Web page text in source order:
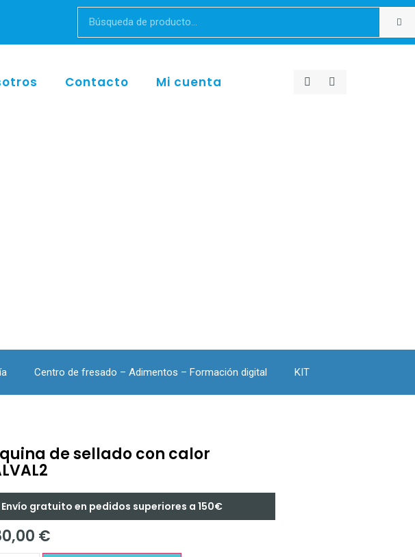
Contacto Mi cuenta
Centro de fresado – Adimentos – Formación digital KIT
de sellado con calor
Envío gratuito en pedidos superiores a 150€
€